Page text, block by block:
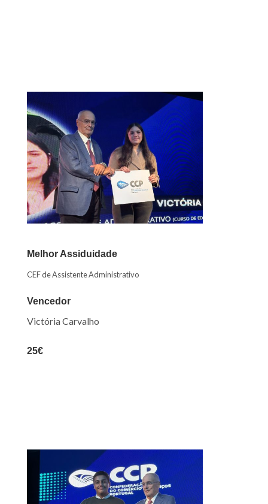
Melhor Assiduidade
CEF de Assistente Administrativo
Vencedor
Victória Carvalho
25€